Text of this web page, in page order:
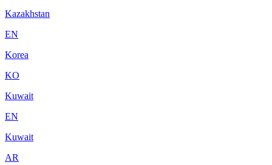
Kazakhstan
EN
Korea
KO
Kuwait
EN
Kuwait
AR